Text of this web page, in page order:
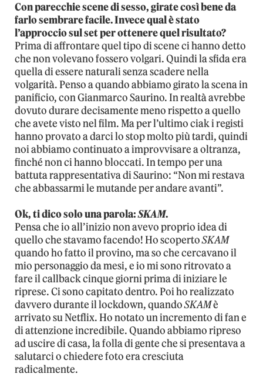
Con parecchie scene di sesso, girate così bene da
farlo sembrare facile. Invece qual è stato
l’approccio sul set per ottenere quel risultato?
Prima di affrontare quel tipo di scene ci hanno detto
che non volevano fossero volgari. Quindi la sfida era
quella di essere naturali senza scadere nella
volgarità. Penso a quando abbiamo girato la scena in
panificio, con Gianmarco Saurino. In realtà avrebbe
dovuto durare decisamente meno rispetto a quello
che avete visto nel film. Ma per l’ultimo ciak i registi
hanno provato a darci lo stop molto più tardi, quindi
noi abbiamo continuato a improvvisare a oltranza,
finché non ci hanno bloccati. In tempo per una
battuta rappresentativa di Saurino: “Non mi restava
che abbassarmi le mutande per andare avanti”.
Ok, ti dico solo una parola:SKAM.
Pensa che io all’inizio non avevo proprio idea di
quello che stavamo facendo! Ho scopertoSKAM
quando ho fatto il provino, ma so che cercavano il
mio personaggio da mesi, e io mi sono ritrovato a
fare il callback cinque giorni prima di iniziare le
riprese. Ci sono capitato dentro. Poi ho realizzato
davvero durante il lockdown, quandoSKAMè
arrivato su Netflix. Ho notato un incremento di fan e
di attenzione incredibile. Quando abbiamo ripreso
ad uscire di casa, la folla di gente che si presentava a
salutarci o chiedere foto era cresciuta
radicalmente.